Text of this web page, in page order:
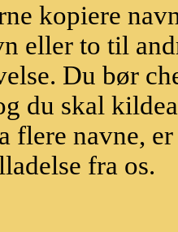
kopiere
eller to til
Du bør
du skal
flere navne,
fra os.